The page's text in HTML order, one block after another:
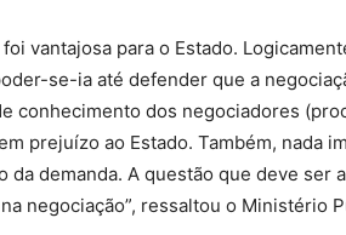
vantajosa para o Estado.
se-ia até defender que a
conhecimento dos negociadores
prejuízo ao Estado. Também, nada
demanda. A questão que deve ser
negociação”, ressaltou o Ministério